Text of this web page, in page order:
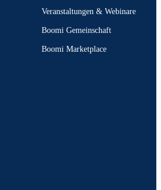
Veranstaltungen & Webinare
Boomi Gemeinschaft
Boomi Marketplace